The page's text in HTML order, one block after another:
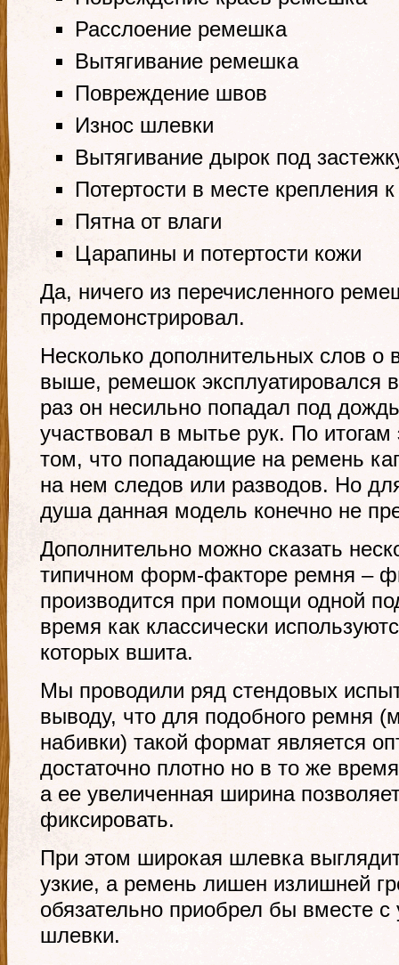
Расслоение ремешка
Вытягивание ремешка
Повреждение швов
Износ шлевки
Вытягивание дырок под
Потертости в месте крепления
Пятна от влаги
Царапины и потертости кожи
Да, ничего из перечисленного
продемонстрировал.
Несколько дополнительных слов о
выше, ремешок эксплуатировался
раз он несильно попадал под
участвовал в мытье рук. По итогам
том, что попадающие на ремень
на нем следов или разводов. Но
душа данная модель конечно не
Дополнительно можно сказать
типичном форм-факторе ремня –
производится при помощи одной
время как классически
которых вшита.
Мы проводили ряд стендовых
выводу, что для подобного ремня
набивки) такой формат является
достаточно плотно но в то же
а ее увеличенная ширина
фиксировать.
При этом широкая шлевка
узкие, а ремень лишен излишней
обязательно приобрел бы вместе с
шлевки.